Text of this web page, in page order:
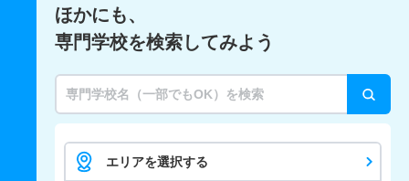
ほかにも、
専門学校を検索してみよう
エリアを選択する